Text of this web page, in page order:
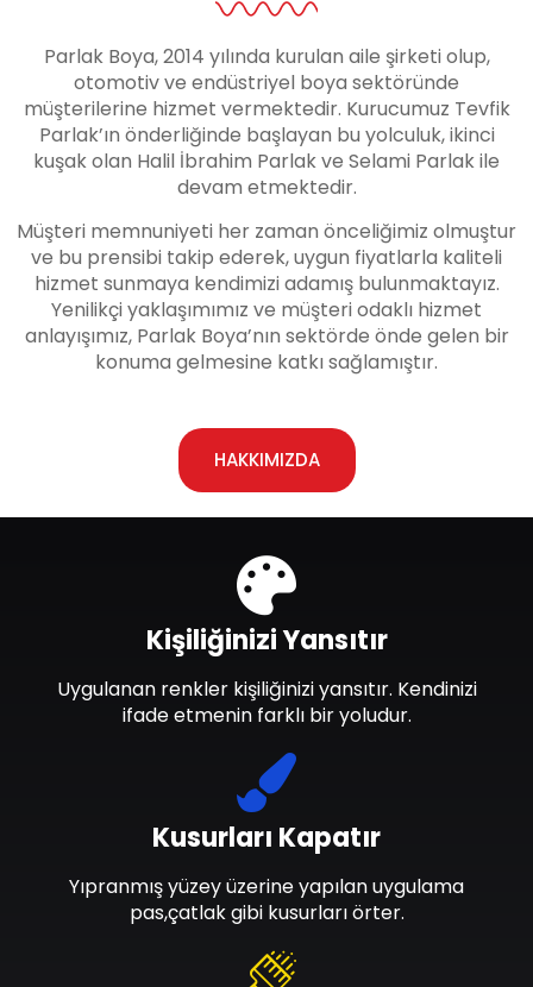
Parlak Boya, 2014 yılında kurulan aile şirketi olup,
otomotiv ve endüstriyel boya sektöründe
müşterilerine hizmet vermektedir. Kurucumuz Tevfik
Parlak’ın önderliğinde başlayan bu yolculuk, ikinci
kuşak olan Halil İbrahim Parlak ve Selami Parlak ile
devam etmektedir.
Müşteri memnuniyeti her zaman önceliğimiz olmuştur
ve bu prensibi takip ederek, uygun fiyatlarla kaliteli
hizmet sunmaya kendimizi adamış bulunmaktayız.
Yenilikçi yaklaşımımız ve müşteri odaklı hizmet
anlayışımız, Parlak Boya’nın sektörde önde gelen bir
konuma gelmesine katkı sağlamıştır.
HAKKIMIZDA
Kusurları Kapatır
Yıpranmış yüzey üzerine yapılan uygulama
pas,çatlak gibi kusurları örter.
Kişiliğinizi Yansıtır
Uygulanan renkler kişiliğinizi yansıtır. Kendinizi
ifade etmenin farklı bir yoludur.